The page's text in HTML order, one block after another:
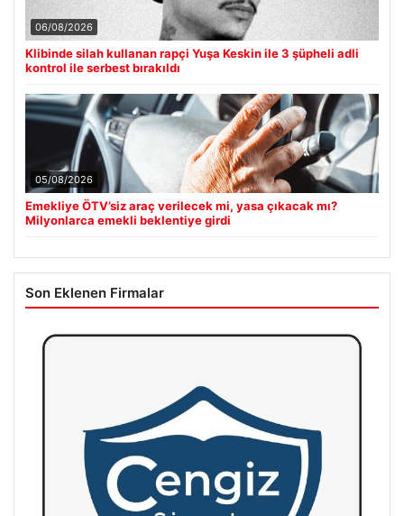
06/08/2026
Klibinde silah kullanan rapçi Yuşa Keskin ile 3 şüpheli adli
kontrol ile serbest bırakıldı
05/08/2026
Emekliye ÖTV’siz araç verilecek mi, yasa çıkacak mı?
Milyonlarca emekli beklentiye girdi
Son Eklenen Firmalar